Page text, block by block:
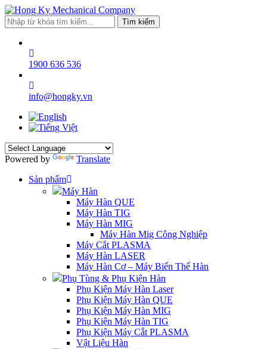
Tìm kiếm
1900 636 536
info@hongky.vn
Powered by
Translate
Sản phẩm
Máy Hàn
Máy Hàn QUE
Máy Hàn TIG
Máy Hàn MIG
Máy Hàn Mig Công Nghiệp
Máy Cắt PLASMA
Máy Hàn LASER
Máy Hàn Cơ – Máy Biến Thế Hàn
Phụ Tùng & Phụ Kiện Hàn
Phụ Kiện Máy Hàn Laser
Phụ Kiện Máy Hàn QUE
Phụ Kiện Máy Hàn MIG
Phụ Kiện Máy Hàn TIG
Phụ Kiện Máy Cắt PLASMA
Vật Liệu Hàn